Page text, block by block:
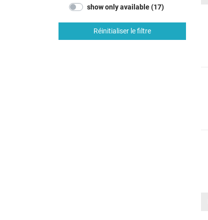
show only available (17)
Réinitialiser le filtre